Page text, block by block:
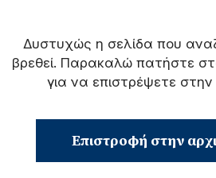
Δυστυχώς η σελίδα που
βρεθεί. Παρακαλώ πατήστε
για να επιστρέψετε στην
Επιστροφή στην